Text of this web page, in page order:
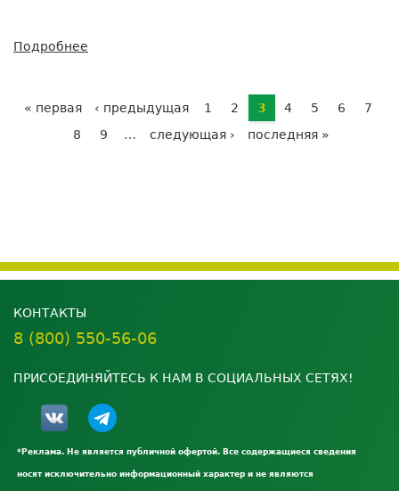
Подробнее
РЕБЕНКА
детский
« первая ‹ предыдущая 1 2 3 4 5 6
7
8
9 … следующая › последняя »
КОНТАКТЫ
8 (800) 550-56-06
ПРИСОЕДИНЯЙТЕСЬ К НАМ В СОЦИАЛЬНЫХ СЕТЯХ!
*Реклама. Не является публичной офертой. Все содержащиеся сведения
носят исключительно информационный характер и не являются